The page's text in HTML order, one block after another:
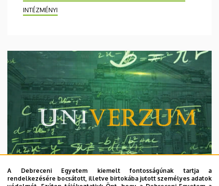
INTÉZMÉNYI
A Debreceni Egyetem kiemelt fontosságúnak tartja a
rendelkezésére bocsátott, illetve birtokába jutott személyes adatok